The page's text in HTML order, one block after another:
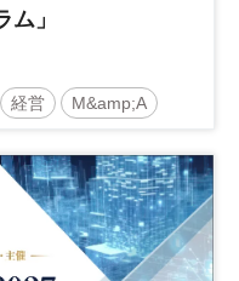
」
経営 M&amp;A
参加無料